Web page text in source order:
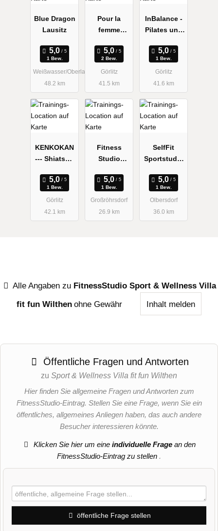
Blue Dragon
Lausitz
1 Bew.
Weißwasser/Oberlausitz
48.2 km
Pour la
femme
2 Bew.
Görlitz
41.5 km
InBalance -
Pilates und
1 Bew.
Görlitz
41.6 km
KENKOKAN
--- Shiatsu -
Pädagogik
1 Bew.
Görlitz
42.1 km
Fitness
Studio
rf
1 Bew.
Großröhrsdorf
26.9 km
SelfFit
Sportstudio
1 Bew.
Olbersdorf
36.0 km
Alle Angaben zu FitnessStudio Sport & Wellness Villa
fit fun Wilthen ohne Gewähr Inhalt melden
Öffentliche Fragen und Antworten
zu Sport & Wellness Villa fit fun Wilthen
Hier finden Sie allgemeine Fragen und Antworten zum
FitnessStudio-Eintrag. Stellen Sie eine Frage, wenn Sie ein
öffentliches, allgemeines Anliegen haben, das auch andere
Besucher interessieren könnte.
Klicken Sie hier um eineindividuelle Frage an den
FitnessStudio-Eintrag zu stellen .
öffentliche Frage stellen